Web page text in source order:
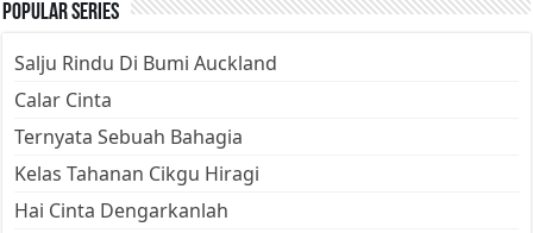
Popular Series
Salju Rindu Di Bumi Auckland
Calar Cinta
Ternyata Sebuah Bahagia
Kelas Tahanan Cikgu Hiragi
Hai Cinta Dengarkanlah